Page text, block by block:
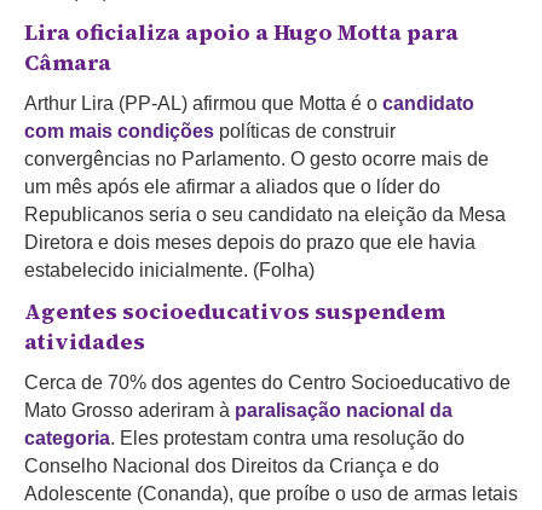
Lira oficializa apoio a Hugo Motta para
Câmara
Arthur Lira (PP-AL) afirmou que Motta é o candidato
com mais condições políticas de construir
convergências no Parlamento. O gesto ocorre mais de
um mês após ele afirmar a aliados que o líder do
Republicanos seria o seu candidato na eleição da Mesa
Diretora e dois meses depois do prazo que ele havia
estabelecido inicialmente. (Folha)
Agentes socioeducativos suspendem
atividades
Cerca de 70% dos agentes do Centro Socioeducativo de
Mato Grosso aderiram à paralisação nacional da
categoria. Eles protestam contra uma resolução do
Conselho Nacional dos Direitos da Criança e do
Adolescente (Conanda), que proíbe o uso de armas letais